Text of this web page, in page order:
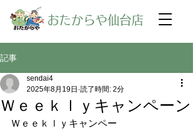
​おたからや仙台店
記事
Ｗｅｅｋｌｙキャンペーン
sendai4
2025年8月19日 読了時間: 2分
Ｗｅｅｋｌｙキャンペー